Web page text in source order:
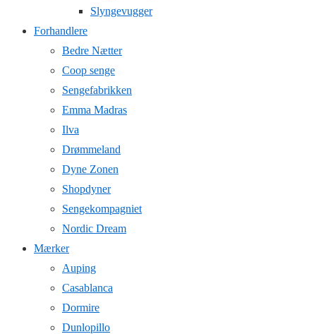
Slyngevugger
Forhandlere
Bedre Nætter
Coop senge
Sengefabrikken
Emma Madras
Ilva
Drømmeland
Dyne Zonen
Shopdyner
Sengekompagniet
Nordic Dream
Mærker
Auping
Casablanca
Dormire
Dunlopillo